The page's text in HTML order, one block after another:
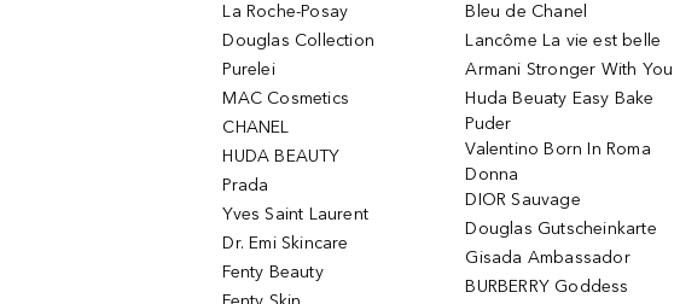
La Roche-Posay
Douglas Collection
Purelei
MAC Cosmetics
CHANEL
HUDA BEAUTY
Prada
Yves Saint Laurent
Dr. Emi Skincare
Fenty Beauty
Bleu de Chanel
Lancôme La vie est belle
Armani Stronger With You
Huda Beuaty Easy Bake
Puder
Valentino Born In Roma
Donna
DIOR Sauvage
Douglas Gutscheinkarte
Gisada Ambassador
BURBERRY Goddess